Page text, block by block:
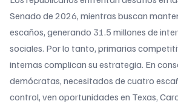
Senado de 2026, mientras buscan
escaños, generando 31.5 millones de
sociales. Por lo tanto, primarias
internas complican su estrategia. En
demócratas, necesitados de cuatro
control, ven oportunidades en Texas,